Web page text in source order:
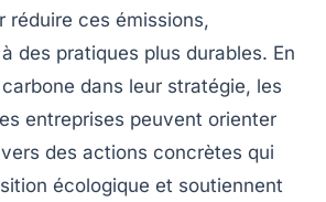
réduire ces émissions,
des pratiques plus durables. En
dans leur stratégie, les
entreprises peuvent orienter
des actions concrètes qui
écologique et soutiennent